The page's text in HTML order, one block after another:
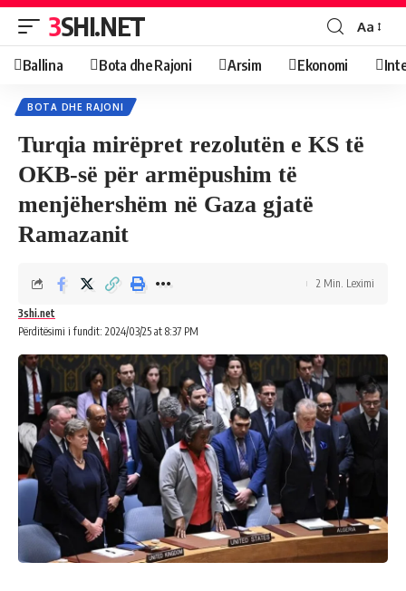
3SHI.NET Aa
Ballina Bota dhe Rajoni Arsim Ekonomi
BOTA DHE RAJONI
Turqia mirëpret rezolutën e KS të
OKB-së për armëpushim të
menjëhershëm në Gaza gjatë
Ramazanit
Përditësimi i fundit: 2024/03/25 at 8:37 PM
3shi.net
2 Min. Leximi